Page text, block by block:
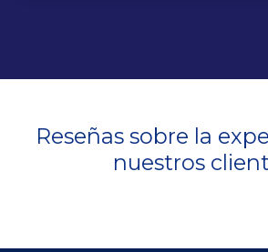
Reseñas sobre la
nuestros